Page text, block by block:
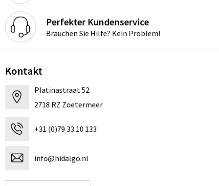
Perfekter Kundenservice
Brauchen Sie Hilfe? Kein Problem!
Kontakt
Platinastraat 52
2718 RZ Zoetermeer
+31 (0)79 33 10 133
info@hidalgo.nl